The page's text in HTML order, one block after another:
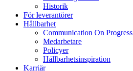
Historik
För leverantörer
Hållbarhet
Communication On Progress
Medarbetare
Policyer
Hållbarhetsinspiration
Karriär